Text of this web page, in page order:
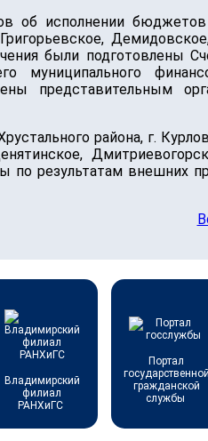
об исполнении
были подготовлены
представительным
района, г.
по результатам внешних
Владимирский
филиал
РАНХиГС
Портал
государственной
гражданской
службы